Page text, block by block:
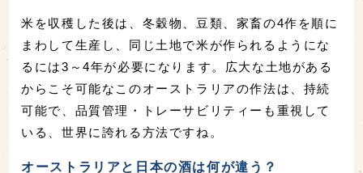
米を収穫した後は、冬穀物、豆類、家畜の4作を順に
まわして生産し、同じ土地で米が作られるようにな
るには3～4年が必要になります。広大な土地がある
からこそ可能なこのオーストラリアの作法は、持続
可能で、品質管理・トレーサビリティーも重視して
いる、世界に誇れる方法ですね。
オーストラリアと日本の酒は何が違う？